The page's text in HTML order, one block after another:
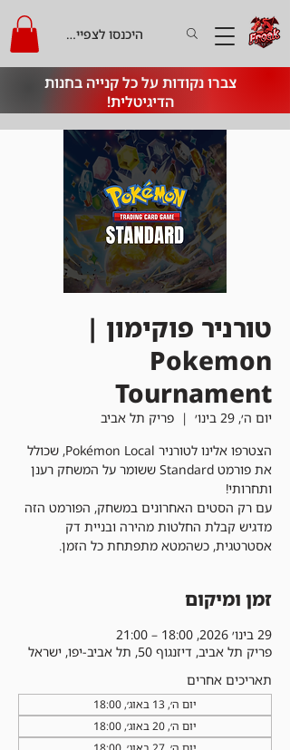
צברו נקודות על כל קנייה בחנות
הדיגיטלית!
היכנסו לצפייה בקרדיט
טורניר פוקימון |
Pokemon
Tournament
יום ה׳, 29 בינו׳
  |
פריק תל אביב
הצטרפו אלינו לטורניר Pokémon Local, שכולל
את פורמט Standard ששומר על המשחק רענן
עם רק הסטים האחרונים במשחק, הפורמט הזה
מדגיש קבלת החלטות מהירה ובניית דק
אסטרטגית, כשהמטא מתפתחת כל הזמן.
זמן ומיקום
29 בינו׳ 2026, 18:00 – 21:00
פריק תל אביב, דיזנגוף 50, תל אביב-יפו, ישראל
תאריכים אחרים
יום ה׳, 13 באוג׳, 18:00
יום ה׳, 20 באוג׳, 18:00